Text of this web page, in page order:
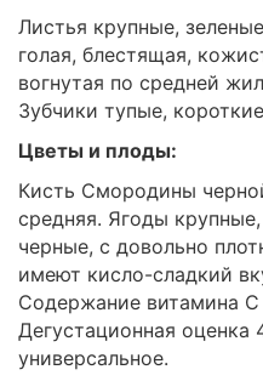
Листья крупные,
голая, блестящая,
вогнутая по средней
Зубчики тупые,
Цветы и плоды:
Кисть Смородины
средняя. Ягоды
черные, с довольно
имеют кисло-сладкий
Содержание витамина С
Дегустационная оценка
универсальное.